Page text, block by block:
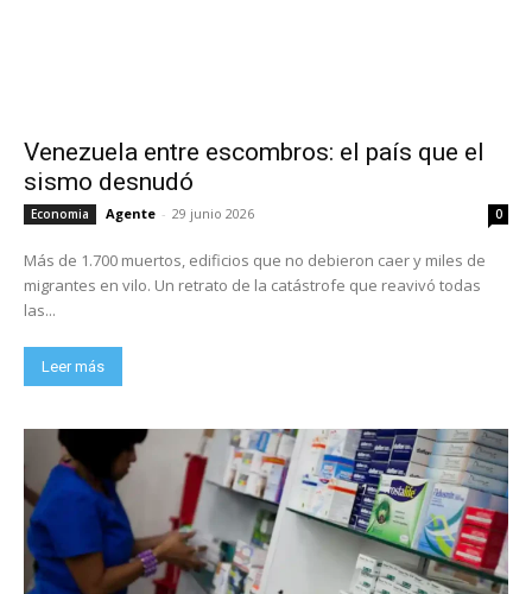
Venezuela entre escombros: el país que el
sismo desnudó
Economia Agente - 29 junio 2026 0
Más de 1.700 muertos, edificios que no debieron caer y miles de
migrantes en vilo. Un retrato de la catástrofe que reavivó todas
las...
Leer más